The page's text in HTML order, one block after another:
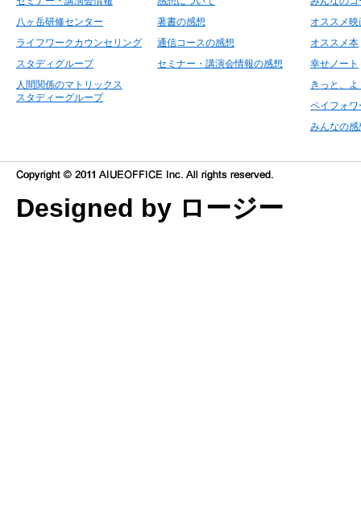
八ヶ岳研修センター
ライフワークカウンセリング
スタディグループ
人間関係のマトリックス
スタディーグループ
著書の感想
通信コースの感想
セミナー・講演会情報の感想
オススメ映
オススメ本
幸せノート
きっと、
ペイフォワ
みんなの感
Designed by ロージー